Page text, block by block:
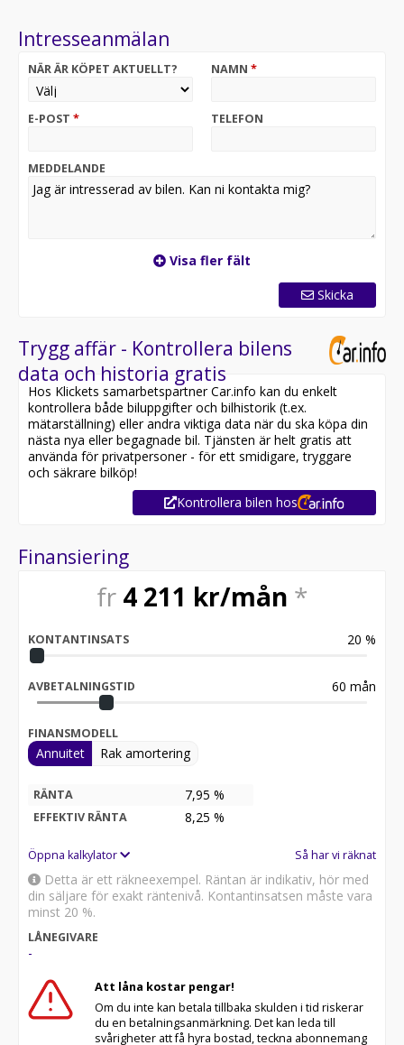
Intresseanmälan
NÄR ÄR KÖPET AKTUELLT? NAMN *
E-POST * TELEFON
MEDDELANDE
Visa fler fält
Skicka
Trygg affär - Kontrollera bilens
data och historia gratis
Hos Klickets samarbetspartner Car.info kan du enkelt
kontrollera både biluppgifter och bilhistorik (t.ex.
mätarställning) eller andra viktiga data när du ska köpa din
nästa nya eller begagnade bil. Tjänsten är helt gratis att
använda för privatpersoner - för ett smidigare, tryggare
och säkrare bilköp!
Kontrollera bilen hos
Finansiering
fr 4 211 kr/mån *
KONTANTINSATS 20 %
AVBETALNINGSTID 60 mån
FINANSMODELL
Annuitet Rak amortering
RÄNTA 7,95 %
EFFEKTIV RÄNTA 8,25 %
Öppna kalkylator Så har vi räknat
Detta är ett räkneexempel. Räntan är indikativ, hör med
din säljare för exakt räntenivå. Kontantinsatsen måste vara
minst 20 %.
LÅNEGIVARE
-
Att låna kostar pengar!
Om du inte kan betala tillbaka skulden i tid riskerar
du en betalningsanmärkning. Det kan leda till
svårigheter att få hyra bostad, teckna abonnemang